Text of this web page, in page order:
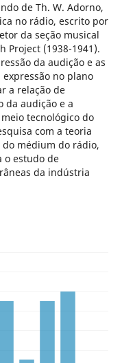
de Th. W. Adorno,
no rádio, escrito por
da seção musical
Project (1938-1941).
da audição e as
no plano
a relação de
da audição e a
tecnológico do
com a teoria
médium do rádio,
o estudo de
da indústria